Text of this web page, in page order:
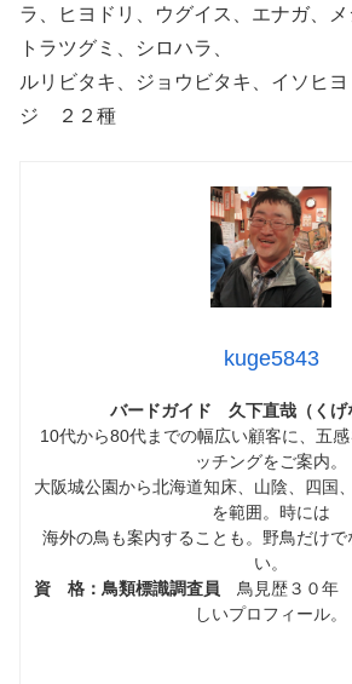
ラ、ヒヨドリ、ウグイス、エナガ、メ
トラツグミ、シロハラ、
ルリビタキ、ジョウビタキ、イソヒ
ジ ２２種
kuge5843
バードガイド 久下直哉（く
10代から80代までの幅広い顧客に、五
ッチングをご案内。
大阪城公園から北海道知床、山陰、四国
を範囲。時には
海外の鳥も案内することも。野鳥だけで
い。
資 格：鳥類標識調査員 鳥見歴３０年
しいプロフィール。